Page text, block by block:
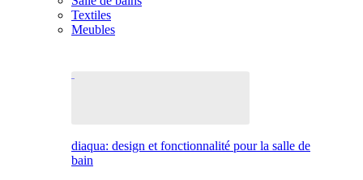
Textiles
Meubles
diaqua: design et fonctionnalité pour la salle de
bain